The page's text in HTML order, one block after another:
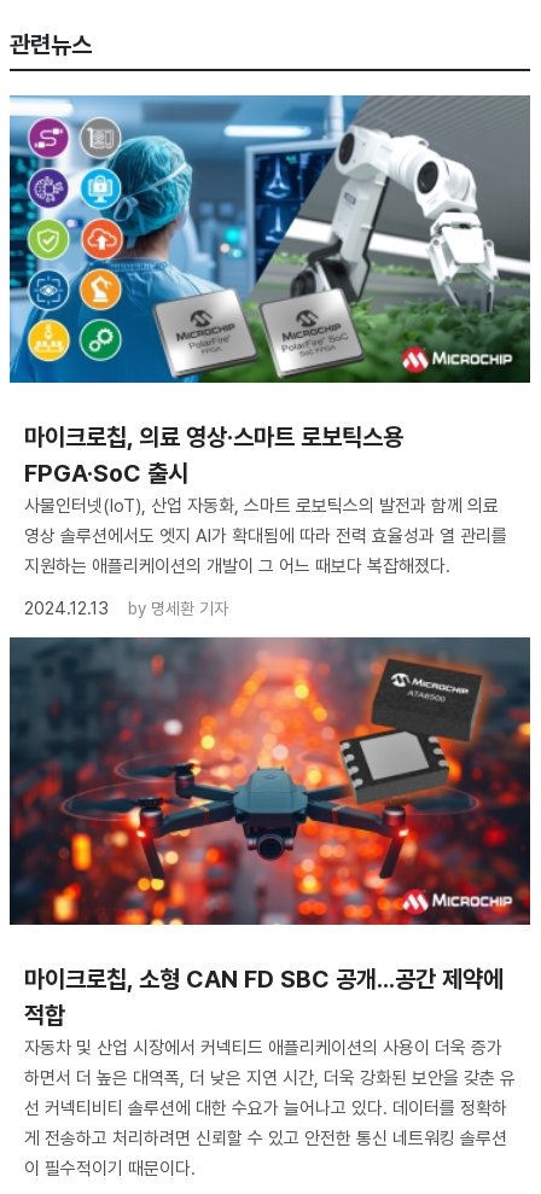
관련뉴스
​마이크로칩, 의료 영상·스마트 로보틱스용
FPGA·SoC 출시
사물인터넷(IoT), 산업 자동화, 스마트 로보틱스의 발전과 함께 의료
영상 솔루션에서도 엣지 AI가 확대됨에 따라 전력 효율성과 열 관리를
지원하는 애플리케이션의 개발이 그 어느 때보다 복잡해졌다.
2024.12.13
by 명세환 기자
​마이크로칩, 소형 CAN FD SBC 공개...공간 제약에
적합
자동차 및 산업 시장에서 커넥티드 애플리케이션의 사용이 더욱 증가
하면서 더 높은 대역폭, 더 낮은 지연 시간, 더욱 강화된 보안을 갖춘 유
선 커넥티비티 솔루션에 대한 수요가 늘어나고 있다. 데이터를 정확하
게 전송하고 처리하려면 신뢰할 수 있고 안전한 통신 네트워킹 솔루션
이 필수적이기 때문이다.